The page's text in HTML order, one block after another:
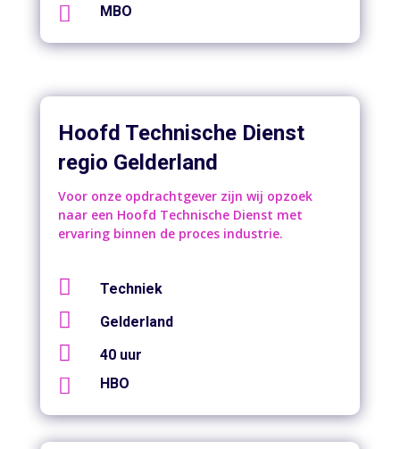
 MBO
Hoofd Technische Dienst
regio Gelderland
Voor onze opdrachtgever zijn wij opzoek
naar een Hoofd Technische Dienst met
ervaring binnen de proces industrie.
 Techniek
 Gelderland
 40 uur
 HBO